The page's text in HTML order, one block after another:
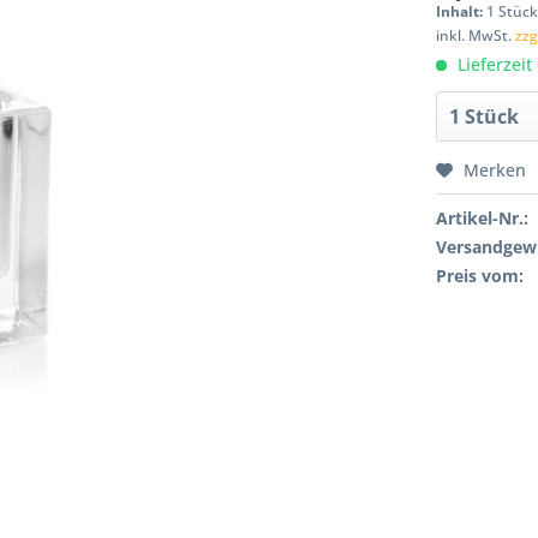
Inhalt: 1 Stück
inkl. MwSt.
Lieferzeit
Merken
Artikel-Nr.:
Preis vom: